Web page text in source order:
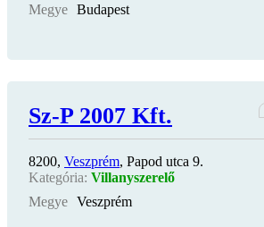
Megye Budapest
Sz-P 2007 Kft.
8200, Veszprém, Papod utca 9.
Kategória: Villanyszerelő
Megye Veszprém